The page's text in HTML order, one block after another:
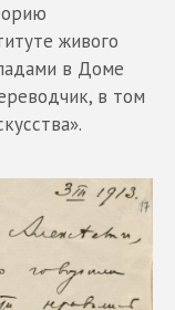
живого
в Доме
в том